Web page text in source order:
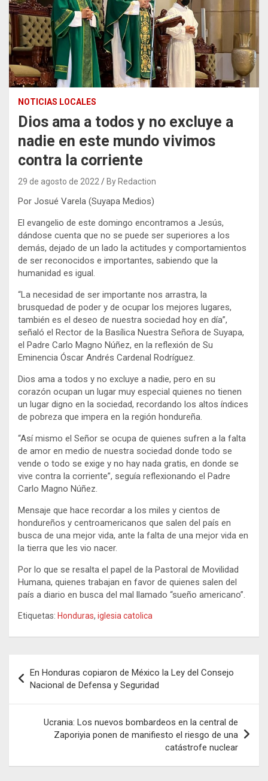
NOTICIAS LOCALES
Dios ama a todos y no excluye a
nadie en este mundo vivimos
contra la corriente
29 de agosto de 2022 By Redaction
Por Josué Varela (Suyapa Medios)
El evangelio de este domingo encontramos a Jesús,
dándose cuenta que no se puede ser superiores a los
demás, dejado de un lado la actitudes y comportamientos
de ser reconocidos e importantes, sabiendo que la
humanidad es igual.
“La necesidad de ser importante nos arrastra, la
brusquedad de poder y de ocupar los mejores lugares,
también es el deseo de nuestra sociedad hoy en día”,
señaló el Rector de la Basílica Nuestra Señora de Suyapa,
el Padre Carlo Magno Núñez, en la reflexión de Su
Eminencia Óscar Andrés Cardenal Rodríguez.
Dios ama a todos y no excluye a nadie, pero en su
corazón ocupan un lugar muy especial quienes no tienen
un lugar digno en la sociedad, recordando los altos índices
de pobreza que impera en la región hondureña.
“Así mismo el Señor se ocupa de quienes sufren a la falta
de amor en medio de nuestra sociedad donde todo se
vende o todo se exige y no hay nada gratis, en donde se
vive contra la corriente”, seguía reflexionando el Padre
Carlo Magno Núñez.
Mensaje que hace recordar a los miles y cientos de
hondureños y centroamericanos que salen del país en
busca de una mejor vida, ante la falta de una mejor vida en
la tierra que les vio nacer.
Por lo que se resalta el papel de la Pastoral de Movilidad
Humana, quienes trabajan en favor de quienes salen del
país a diario en busca del mal llamado “sueño americano”.
Etiquetas: Honduras, iglesia catolica
de
entradas
En Honduras copiaron de México la Ley del Consejo
Nacional de Defensa y Seguridad
Ucrania: Los nuevos bombardeos en la central de
Zaporiyia ponen de manifiesto el riesgo de una
catástrofe nuclear